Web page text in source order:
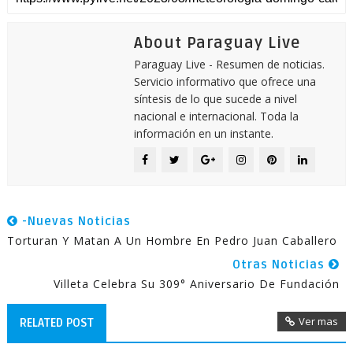
About Paraguay Live
Paraguay Live - Resumen de noticias.
Servicio informativo que ofrece una
síntesis de lo que sucede a nivel
nacional e internacional. Toda la
información en un instante.
-Nuevas Noticias
Torturan Y Matan A Un Hombre En Pedro Juan Caballero
Otras Noticias
Villeta Celebra Su 309° Aniversario De Fundación
RELATED POST Ver mas